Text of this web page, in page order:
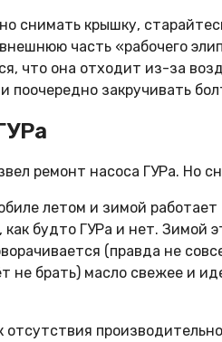
снимать крышку,
часть «рабочего
что она отходит из-за
поочередно закручивать
ремонт насоса ГУРа. Но
летом и зимой
будто ГУРа и нет. Зимой
(правда не
не брать) масло свежее и